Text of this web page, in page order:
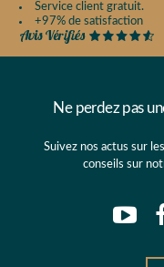
Service client gratuit.
+97% de satisfaction
Ne perdez pas
Suivez nos actus sur
conseils sur